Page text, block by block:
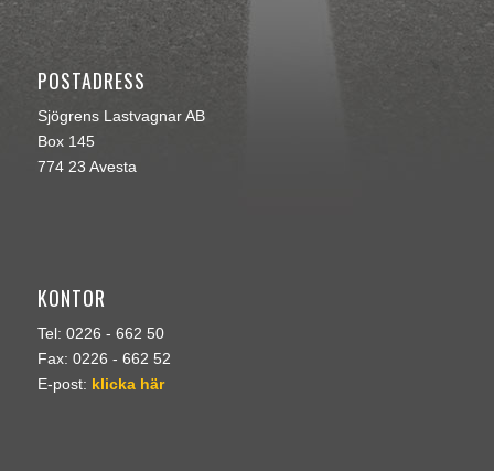
POSTADRESS
Sjögrens Lastvagnar AB
Box 145
774 23 Avesta
KONTOR
Tel: 0226 - 662 50
Fax: 0226 - 662 52
E-post: klicka här